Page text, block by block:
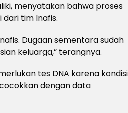
menyatakan bahwa proses
dari tim Inafis.
Dugaan sementara sudah
keluarga,” terangnya.
tes DNA karena kondisi
dengan data